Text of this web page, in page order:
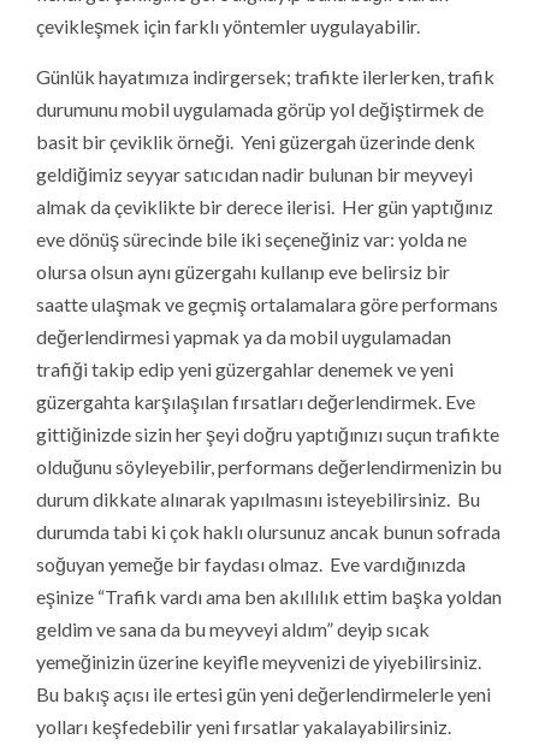
çevikleşmek için farklı yöntemler uygulayabilir.
Günlük hayatımıza indirgersek; trafikte ilerlerken, trafik
durumunu mobil uygulamada görüp yol değiştirmek de
basit bir çeviklik örneği. Yeni güzergah üzerinde denk
geldiğimiz seyyar satıcıdan nadir bulunan bir meyveyi
almak da çeviklikte bir derece ilerisi. Her gün yaptığınız
eve dönüş sürecinde bile iki seçeneğiniz var: yolda ne
olursa olsun aynı güzergahı kullanıp eve belirsiz bir
saatte ulaşmak ve geçmiş ortalamalara göre performans
değerlendirmesi yapmak ya da mobil uygulamadan
trafiği takip edip yeni güzergahlar denemek ve yeni
güzergahta karşılaşılan fırsatları değerlendirmek. Eve
gittiğinizde sizin her şeyi doğru yaptığınızı suçun trafikte
olduğunu söyleyebilir, performans değerlendirmenizin bu
durum dikkate alınarak yapılmasını isteyebilirsiniz. Bu
durumda tabi ki çok haklı olursunuz ancak bunun sofrada
soğuyan yemeğe bir faydası olmaz. Eve vardığınızda
eşinize “Trafik vardı ama ben akıllılık ettim başka yoldan
geldim ve sana da bu meyveyi aldım” deyip sıcak
yemeğinizin üzerine keyifle meyvenizi de yiyebilirsiniz.
Bu bakış açısı ile ertesi gün yeni değerlendirmelerle yeni
yolları keşfedebilir yeni fırsatlar yakalayabilirsiniz.